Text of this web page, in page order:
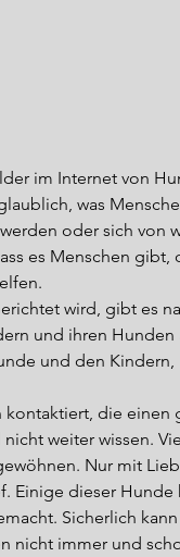
im Internet von
was
oder sich
es Menschen
wird, gibt es
und ihren
und den
kontaktiert, die
weiter wissen.
Nur mit
Einige dieser
Sicherlich
nicht immer und